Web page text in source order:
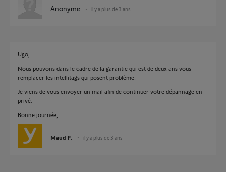
Anonyme il y a plus de 3 ans
Ugo,
Nous pouvons dans le cadre de la garantie qui est de deux ans vous
remplacer les intellitags qui posent problème.
Je viens de vous envoyer un mail afin de continuer votre dépannage en
privé.
Bonne journée,
Maud F. il y a plus de 3 ans